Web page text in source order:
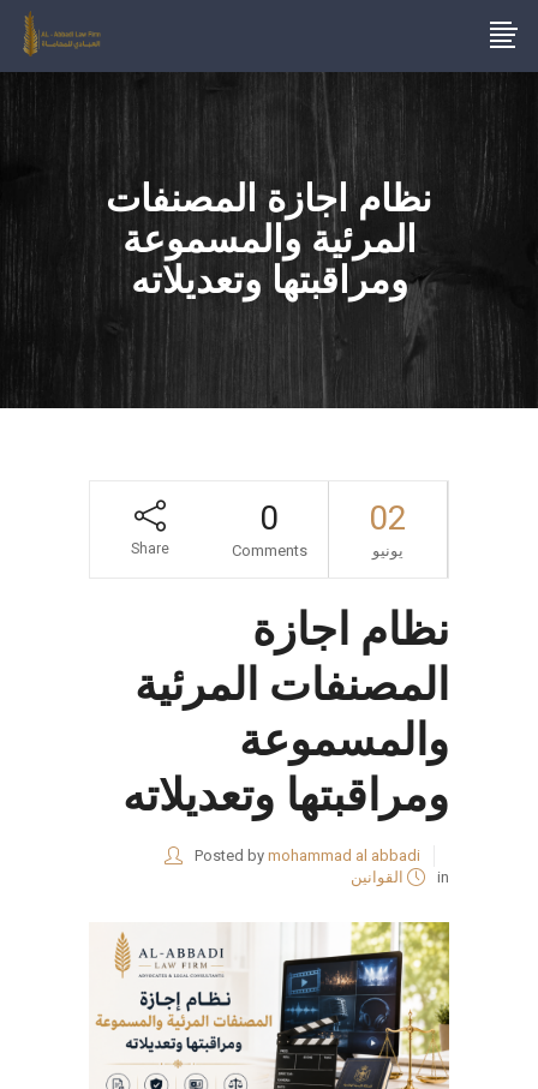
نظام اجازة المصنفات
المرئية والمسموعة
ومراقبتها وتعديلاته
02
يونيو
0
Comments
Share
نظام اجازة
المصنفات المرئية
والمسموعة
ومراقبتها وتعديلاته
Posted by mohammad al abbadi
in
القوانين